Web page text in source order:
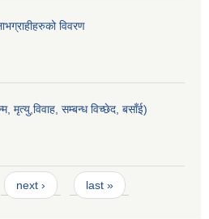
विवरण
मृत्यु,विवाह, सम्बन्ध विच्छेद, बसाँई)
next › last »